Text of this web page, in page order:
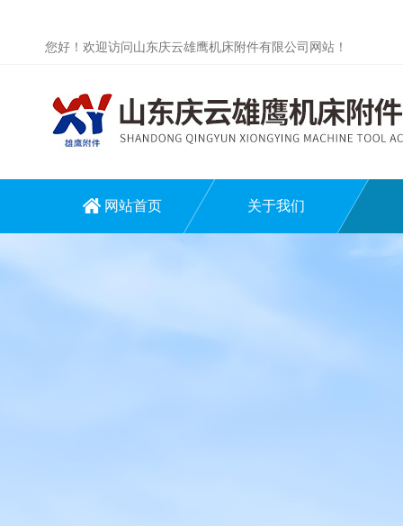
您好！欢迎访问山东庆云雄鹰机床附件有限公司网站！
网站首页 关于我们